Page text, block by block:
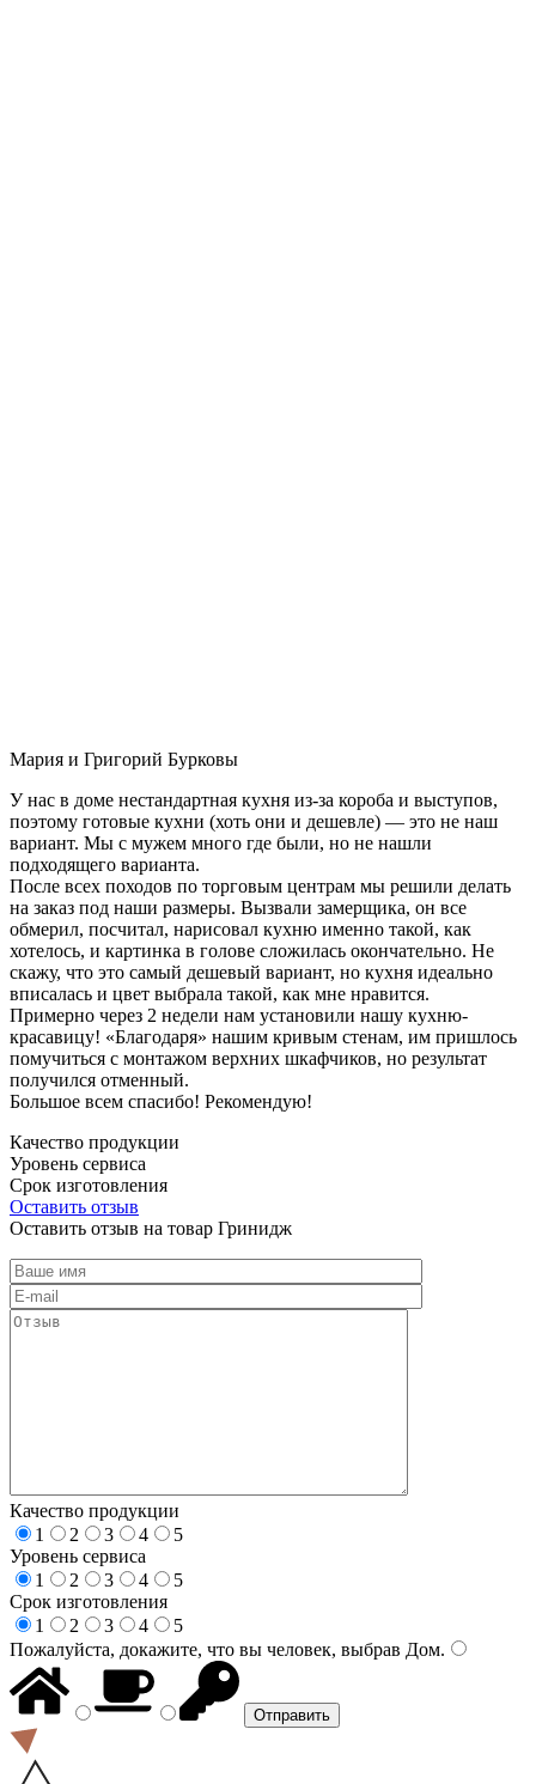
Мария и Григорий Бурковы
У нас в доме нестандартная кухня из-за короба и выступов,
поэтому готовые кухни (хоть они и дешевле) — это не наш
вариант. Мы с мужем много где были, но не нашли
подходящего варианта.
После всех походов по торговым центрам мы решили делать
на заказ под наши размеры. Вызвали замерщика, он все
обмерил, посчитал, нарисовал кухню именно такой, как
хотелось, и картинка в голове сложилась окончательно. Не
скажу, что это самый дешевый вариант, но кухня идеально
вписалась и цвет выбрала такой, как мне нравится.
Примерно через 2 недели нам установили нашу кухню-
красавицу! «Благодаря» нашим кривым стенам, им пришлось
помучиться с монтажом верхних шкафчиков, но результат
получился отменный.
Большое всем спасибо! Рекомендую!
Качество продукции
Уровень сервиса
Срок изготовления
Оставить отзыв
Оставить отзыв на товар Гринидж
Качество продукции
1
2 3 4
5
Уровень сервиса
1
2 3 4
5
Срок изготовления
1
2 3 4
5
Пожалуйста, докажите, что вы человек, выбрав Дом.